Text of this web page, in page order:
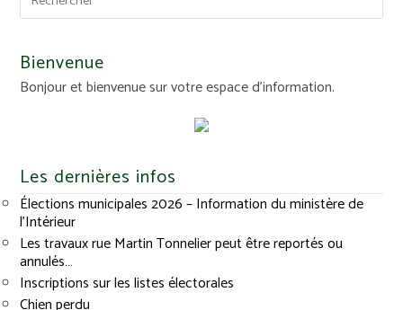
Bienvenue
Bonjour et bienvenue sur votre espace d'information.
Les dernières infos
Élections municipales 2026 – Information du ministère de
l’Intérieur
Les travaux rue Martin Tonnelier peut être reportés ou
annulés…
Inscriptions sur les listes électorales